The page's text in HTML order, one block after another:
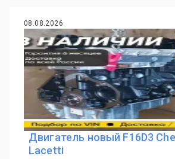
08.08.2026
Двигатель новый F16D3
Lacetti